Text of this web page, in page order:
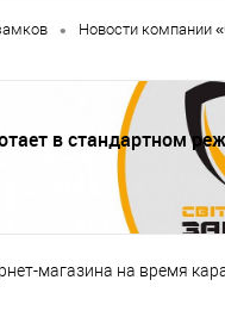
• Новости компании
в стандартном
магазина на время